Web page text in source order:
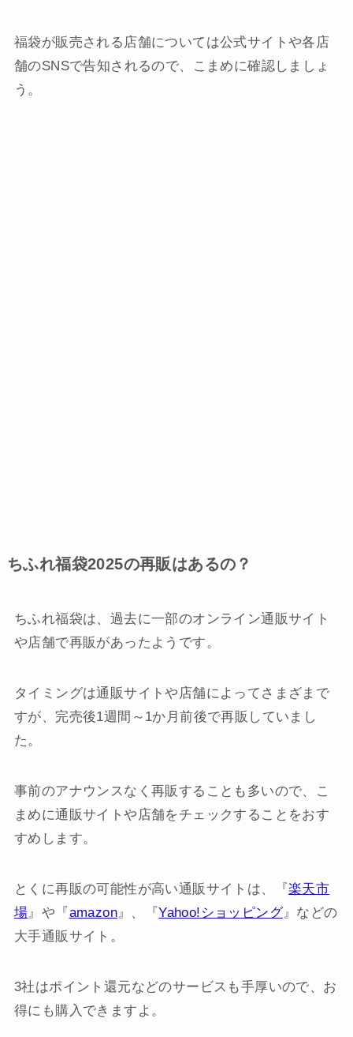
福袋が販売される店舗については公式サイトや各店
舗のSNSで告知されるので、こまめに確認しましょ
う。
ちふれ福袋2025の再販はあるの？
ちふれ福袋は、過去に一部のオンライン通販サイト
や店舗で再販があったようです。
タイミングは通販サイトや店舗によってさまざまで
すが、完売後1週間～1か月前後で再販していまし
た。
事前のアナウンスなく再販することも多いので、こ
まめに通販サイトや店舗をチェックすることをおす
すめします。
とくに再販の可能性が高い通販サイトは、『 楽天市
場』や『 amazon』、『Yahoo!ショッピング』などの
大手通販サイト。
3社はポイント還元などのサービスも手厚いので、お
得にも購入できますよ。